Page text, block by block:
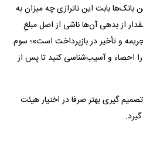
بابت این ناترازی چه میزان به
از بدهی آن‌ها ناشی از اصل مبلغِ
و تأخیر در بازپرداخت است»؛ سوم
را احصاء و آسیب‌شناسی کنید تا پس از
گیری بهتر صرفا در اختیار هیئت